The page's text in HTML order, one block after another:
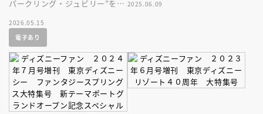
パークリング・ジュビリー”をま
スペシャルな１冊！
2026.05.15
電子あり
2025.06.09